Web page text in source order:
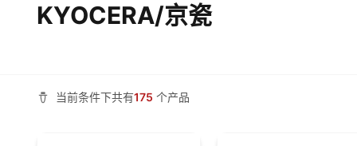
KYOCERA/京瓷
当前条件下共有175 个产品